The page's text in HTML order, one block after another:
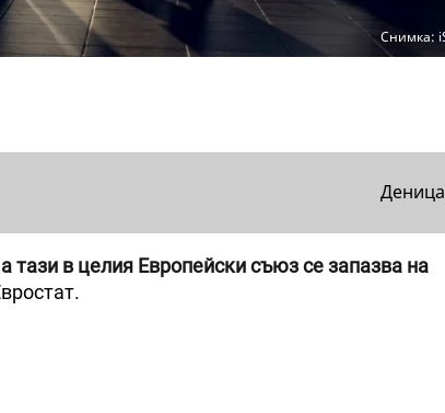
Снимка:
тази в целия Европейски съюз се запазва на